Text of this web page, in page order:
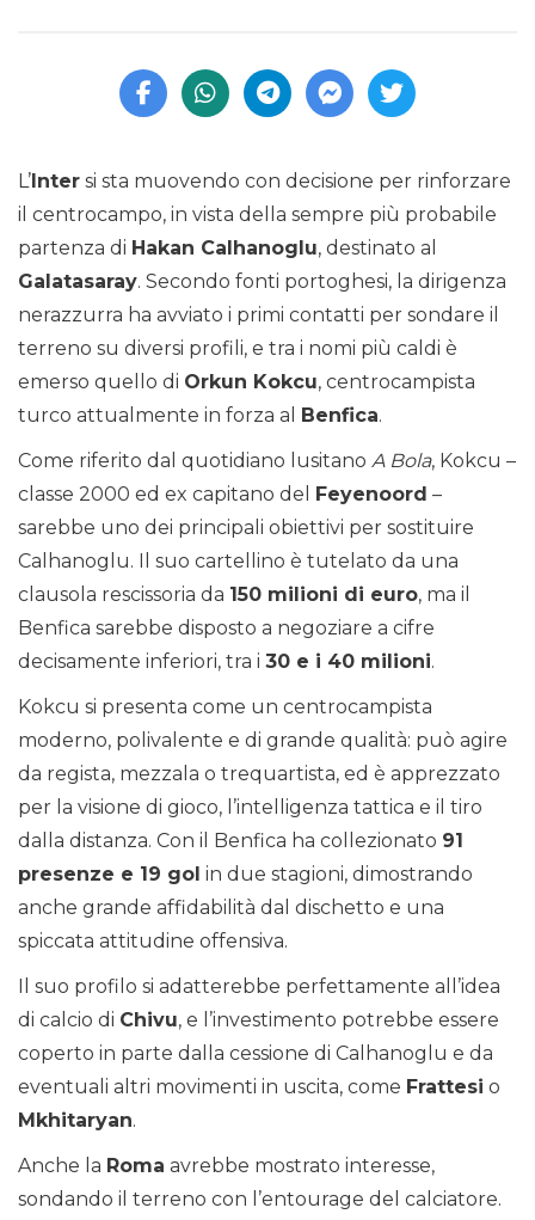
L’Inter si sta muovendo con decisione per rinforzare
il centrocampo, in vista della sempre più probabile
partenza di Hakan Calhanoglu, destinato al
Galatasaray. Secondo fonti portoghesi, la dirigenza
nerazzurra ha avviato i primi contatti per sondare il
terreno su diversi profili, e tra i nomi più caldi è
emerso quello di Orkun Kokcu, centrocampista
turco attualmente in forza al Benfica.
Come riferito dal quotidiano lusitano A Bola, Kokcu –
classe 2000 ed ex capitano del Feyenoord –
sarebbe uno dei principali obiettivi per sostituire
Calhanoglu. Il suo cartellino è tutelato da una
clausola rescissoria da 150 milioni di euro, ma il
Benfica sarebbe disposto a negoziare a cifre
decisamente inferiori, tra i 30 e i 40 milioni.
Kokcu si presenta come un centrocampista
moderno, polivalente e di grande qualità: può agire
da regista, mezzala o trequartista, ed è apprezzato
per la visione di gioco, l’intelligenza tattica e il tiro
dalla distanza. Con il Benfica ha collezionato 91
presenze e 19 gol in due stagioni, dimostrando
anche grande affidabilità dal dischetto e una
spiccata attitudine offensiva.
Il suo profilo si adatterebbe perfettamente all’idea
di calcio di Chivu, e l’investimento potrebbe essere
coperto in parte dalla cessione di Calhanoglu e da
eventuali altri movimenti in uscita, come Frattesi o
Mkhitaryan.
Anche la Roma avrebbe mostrato interesse,
sondando il terreno con l’entourage del calciatore.